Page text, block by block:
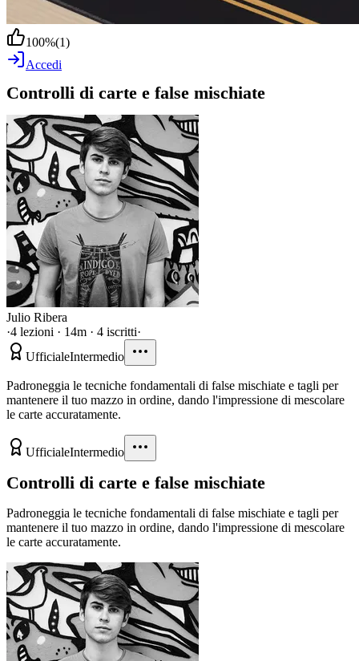
100%(1)
Accedi
Controlli di carte e false mischiate
Julio Ribera
·4 lezioni · 14m · 4 iscritti·
UfficialeIntermedio
Padroneggia le tecniche fondamentali di false mischiate e tagli per
mantenere il tuo mazzo in ordine, dando l'impressione di mescolare
le carte accuratamente.
UfficialeIntermedio
Controlli di carte e false mischiate
Padroneggia le tecniche fondamentali di false mischiate e tagli per
mantenere il tuo mazzo in ordine, dando l'impressione di mescolare
le carte accuratamente.